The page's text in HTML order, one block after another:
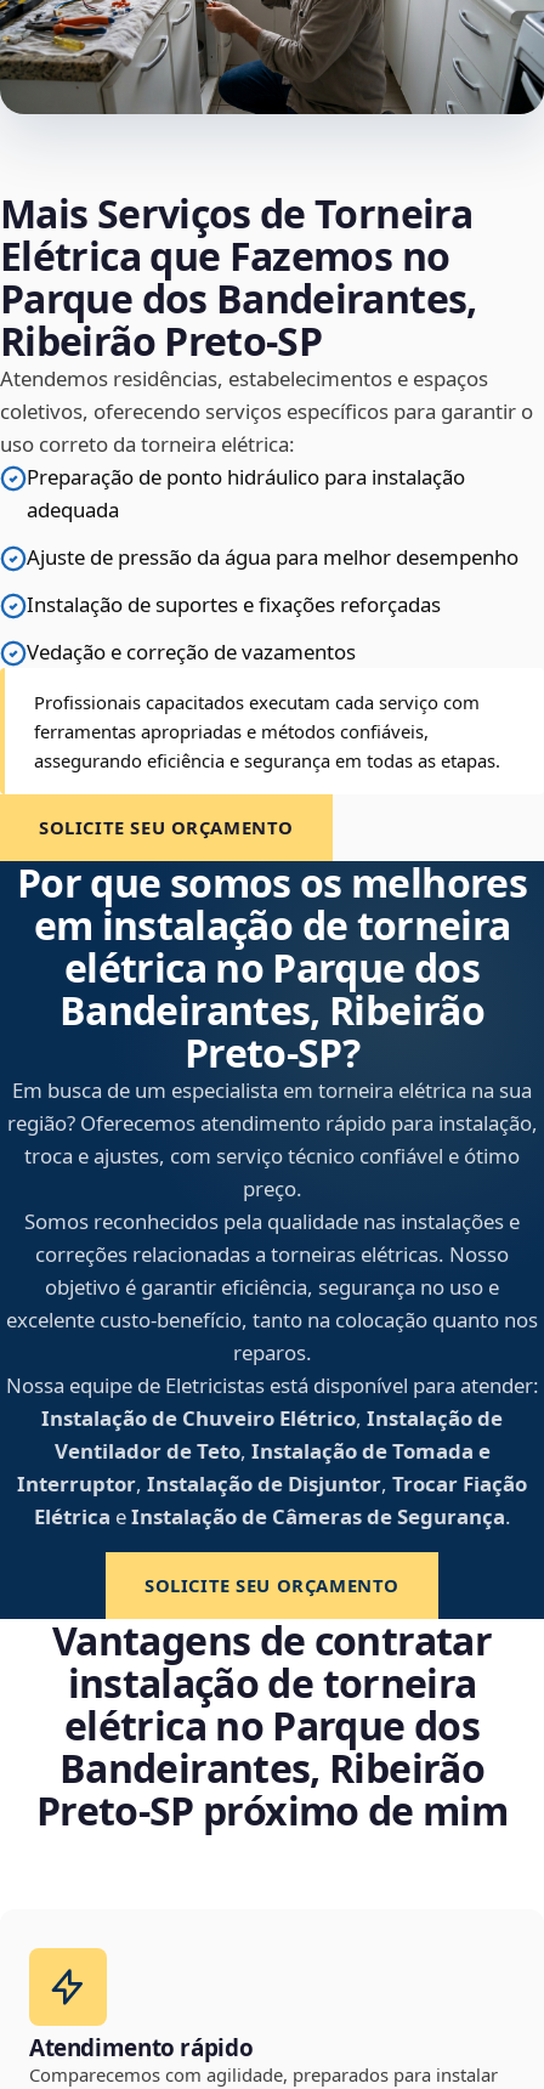
Mais Serviços de Torneira
Elétrica que Fazemos no
Parque dos Bandeirantes,
Ribeirão Preto‑SP
Atendemos residências, estabelecimentos e espaços
coletivos, oferecendo serviços específicos para garantir o
uso correto da torneira elétrica:
Preparação de ponto hidráulico para instalação
adequada
Ajuste de pressão da água para melhor desempenho
Instalação de suportes e fixações reforçadas
Vedação e correção de vazamentos
Profissionais capacitados executam cada serviço com
ferramentas apropriadas e métodos confiáveis,
assegurando eficiência e segurança em todas as etapas.
SOLICITE SEU ORÇAMENTO
Por que somos os melhores
em instalação de torneira
elétrica no Parque dos
Bandeirantes, Ribeirão
Preto‑SP?
Em busca de um especialista em torneira elétrica na sua
região? Oferecemos atendimento rápido para instalação,
troca e ajustes, com serviço técnico confiável e ótimo
preço.
Somos reconhecidos pela qualidade nas instalações e
correções relacionadas a torneiras elétricas. Nosso
objetivo é garantir eficiência, segurança no uso e
excelente custo-benefício, tanto na colocação quanto nos
reparos.
Nossa equipe de Eletricistas está disponível para atender:
Instalação de Chuveiro Elétrico, Instalação de
Ventilador de Teto, Instalação de Tomada e
Interruptor, Instalação de Disjuntor, Trocar Fiação
Elétrica eInstalação de Câmeras de Segurança.
SOLICITE SEU ORÇAMENTO
Vantagens de contratar
instalação de torneira
elétrica no Parque dos
Bandeirantes, Ribeirão
Preto‑SP próximo de mim
Atendimento rápido
Comparecemos com agilidade, preparados para instalar